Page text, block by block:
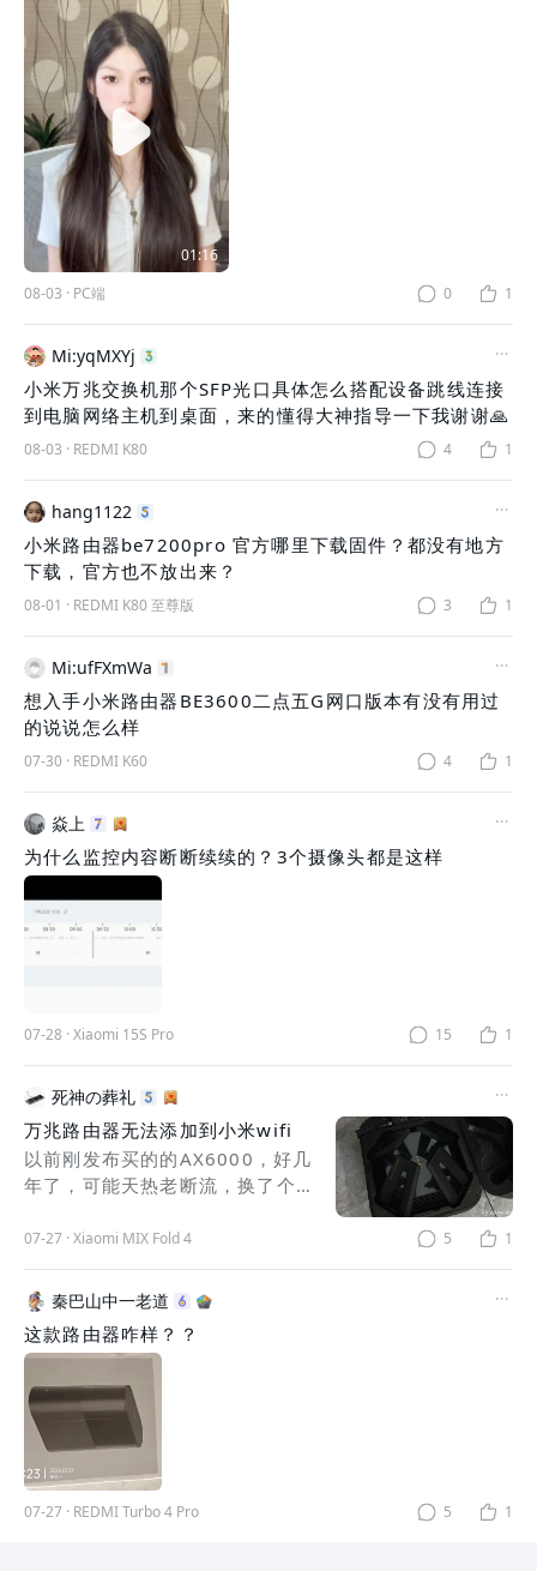
01:16
08-03 · PC端 0 1
Mi:yqMXYj
小米万兆交换机那个SFP光口具体怎么搭配设备跳线连接
到电脑网络主机到桌面，来的懂得大神指导一下我谢谢🙏
08-03 · REDMI K80 4 1
hang1122
小米路由器be7200pro 官方哪里下载固件？都没有地方
下载，官方也不放出来？
08-01 · REDMI K80 至尊版 3 1
Mi:ufFXmWa
想入手小米路由器BE3600二点五G网口版本有没有用过
的说说怎么样
07-30 · REDMI K60 4 1
焱上
为什么监控内容断断续续的？3个摄像头都是这样
07-28 · Xiaomi 15S Pro 15 1
死神の葬礼
万兆路由器无法添加到小米wifi
以前刚发布买的的AX6000，好几
年了，可能天热老断流，换了个带
是不是只能连米家，都不能连小米
wifi的APP了？搜索好多遍都添加
不了，发现不了路由器~
07-27 · Xiaomi MIX Fold 4 5 1
秦巴山中一老道
这款路由器咋样？？
07-27 · REDMI Turbo 4 Pro 5 1